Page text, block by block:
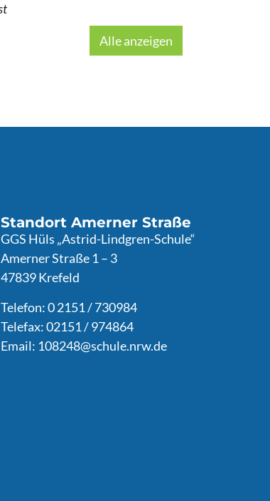
Alle anzeigen
Standort Amerner Straße
GGS Hüls „Astrid-Lindgren-Schule“
Amerner Straße 1 – 3
47839 Krefeld
Telefon: 0 2151 / 730984
Telefax: 02151 / 974864
Email: 108248@schule.nrw.de